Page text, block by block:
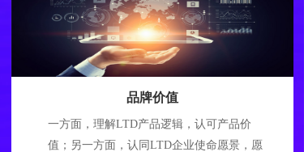
品牌价值
一方面，理解LTD产品逻辑，认可产品价
值；另一方面，认同LTD企业使命愿景，愿